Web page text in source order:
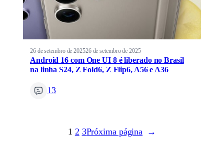
26 de setembro de 202526 de setembro de 2025
Android 16 com One UI 8 é liberado no Brasil
na linha S24, Z Fold6, Z Flip6, A56 e A36
13
1 2 3Próxima página →